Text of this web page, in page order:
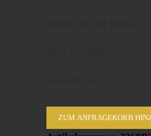
ZUM ANFRAGEKORB